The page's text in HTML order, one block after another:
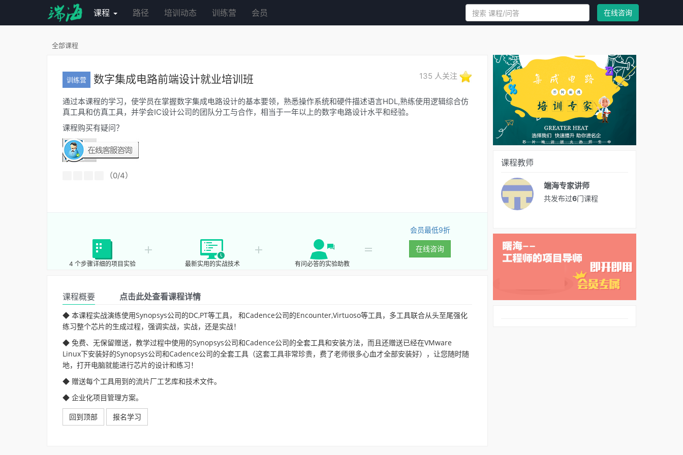
课程 路径 培训动态 训练营 会员 在线咨询
全部课程
训练营 数字集成电路前端设计就业培训班 135 人关注
通过本课程的学习，使学员在掌握数字集成电路设计的基本要领，熟悉操作系统和硬件描述语言HDL,熟练使用逻辑综合仿
真工具和仿真工具，并学会IC设计公司的团队分工与合作，相当于一年以上的数字电路设计水平和经验。
课程购买有疑问？
（0/4）
4 个步骤详细的项目实验 最新实用的实战技术 有问必答的实验助教
会员最低9折
在线咨询
课程概要 点击此处查看课程详情
◆ 本课程实战演练使用Synopsys公司的DC,PT等工具， 和Cadence公司的Encounter,Virtuoso等工具，多工具联合从头至尾强化
练习整个芯片的生成过程，强调实战，实战，还是实战！
◆ 免费、无保留赠送，教学过程中使用的Synopsys公司和Cadence公司的全套工具和安装方法，而且还赠送已经在VMware
Linux下安装好的Synopsys公司和Cadence公司的全套工具（这套工具非常珍贵，费了老师很多心血才全部安装好），让您随时随
地，打开电脑就能进行芯片的设计和练习！
◆ 赠送每个工具用到的流片厂工艺库和技术文件。
◆ 企业化项目管理方案。
回到顶部
报名学习
课程教师
端海专家讲师
共发布过6门课程